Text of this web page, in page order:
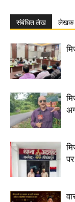
संबंधित लेख लेखक